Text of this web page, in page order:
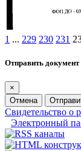
1 ... 229 230 231
Отправить документ
×
Отмена
Свидетельство
Электронный